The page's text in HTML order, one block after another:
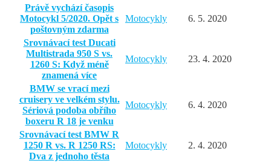
Právě vychází časopis
Motocykl 5/2020. Opět s
poštovným zdarma
Motocykly 6. 5. 2020
Srovnávací test Ducati
Multistrada 950 S vs.
1260 S: Když méně
znamená více
Motocykly 23. 4. 2020
BMW se vrací mezi
cruisery ve velkém stylu.
Sériová podoba obřího
boxeru R 18 je venku
Motocykly 6. 4. 2020
Srovnávací test BMW R
1250 R vs. R 1250 RS:
Dva z jednoho těsta
Motocykly 2. 4. 2020